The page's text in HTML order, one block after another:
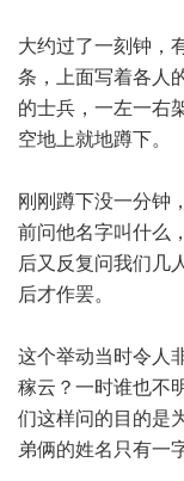
大约过了一刻钟，
条，上面写着各人
的士兵，一左一右
空地上就地蹲下。
刚刚蹲下没一分钟
前问他名字叫什么
后又反复问我们几
后才作罢。
这个举动当时令人
稼云？一时谁也不
们这样问的目的是
弟俩的姓名只有一